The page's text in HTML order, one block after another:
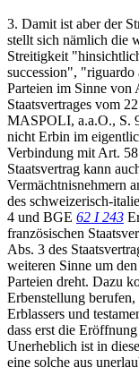
3. Damit ist aber der
stellt sich nämlich die
Streitigkeit
succession", "riguardo
Parteien im Sinne von
Staatsvertrages vom
MASPOLI, a.a.O., S.
nicht Erbin im
Verbindung mit Art.
Staatsvertrag kann
Vermächtnisnehmern
des schweizerisch-
4 und BGE 62 I 243
französischen
Abs. 3 des
weiteren Sinne um
Parteien dreht. Dazu
Erbenstellung
Erblassers und
dass erst die
Unerheblich ist in
eine solche aus